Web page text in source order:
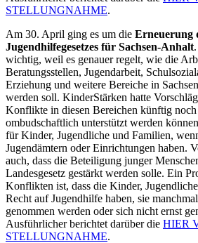
STELLUNGNAHME.
Am 30. April ging es um die Erneuerung
Jugendhilfegesetzes für Sachsen-Anhalt
wichtig, weil es genauer regelt, wie die
Beratungsstellen, Jugendarbeit,
Erziehung und weitere Bereiche in
werden soll. KinderStärken hatte
Konflikte in diesen Bereichen künftig noch
ombudschaftlich unterstützt werden
für Kinder, Jugendliche und Familien,
Jugendämtern oder Einrichtungen haben.
auch, dass die Beteiligung junger
Landesgesetz gestärkt werden solle. Ein
Konflikten ist, dass die Kinder,
Recht auf Jugendhilfe haben, sie
genommen werden oder sich nicht ernst
Ausführlicher berichtet darüber die HIER
STELLUNGNAHME.